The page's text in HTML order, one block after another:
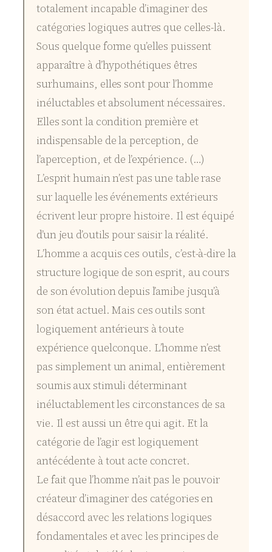
totalement incapable d’imaginer des
catégories logiques autres que celles-là.
Sous quelque forme qu’elles puissent
apparaître à d’hypothétiques êtres
surhumains, elles sont pour l’homme
inéluctables et absolument nécessaires.
Elles sont la condition première et
indispensable de la perception, de
l’aperception, et de l’expérience. (…)
L’esprit humain n’est pas une table rase
sur laquelle les événements extérieurs
écrivent leur propre histoire. Il est équipé
d’un jeu d’outils pour saisir la réalité.
L’homme a acquis ces outils, c’est-à-dire la
structure logique de son esprit, au cours
de son évolution depuis l’amibe jusqu’à
son état actuel. Mais ces outils sont
logiquement antérieurs à toute
expérience quelconque. L’homme n’est
pas simplement un animal, entièrement
soumis aux stimuli déterminant
inéluctablement les circonstances de sa
vie. Il est aussi un être qui agit. Et la
catégorie de l’agir est logiquement
antécédente à tout acte concret.
Le fait que l’homme n’ait pas le pouvoir
créateur d’imaginer des catégories en
désaccord avec les relations logiques
fondamentales et avec les principes de